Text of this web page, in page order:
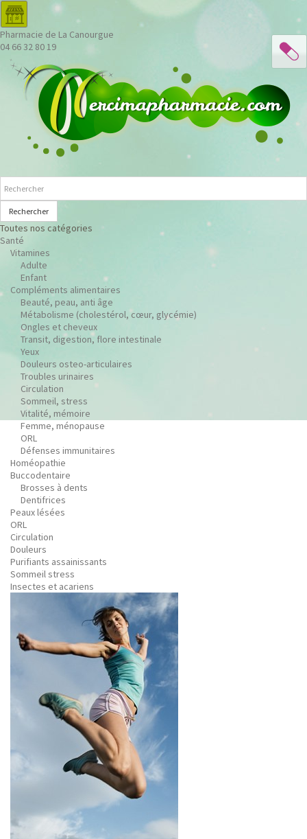
Pharmacie de La Canourgue
04 66 32 80 19
Rechercher
Toutes nos catégories
Santé
Vitamines
Adulte
Enfant
Compléments alimentaires
Beauté, peau, anti âge
Métabolisme (cholestérol, cœur, glycémie)
Ongles et cheveux
Transit, digestion, flore intestinale
Yeux
Douleurs osteo-articulaires
Troubles urinaires
Circulation
Sommeil, stress
Vitalité, mémoire
Femme, ménopause
ORL
Défenses immunitaires
Homéopathie
Buccodentaire
Brosses à dents
Dentifrices
Peaux lésées
ORL
Circulation
Douleurs
Purifiants assainissants
Sommeil stress
Insectes et acariens